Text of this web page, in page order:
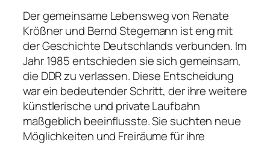
Der gemeinsame Lebensweg von Renate
Krößner und Bernd Stegemann ist eng mit
der Geschichte Deutschlands verbunden. Im
Jahr 1985 entschieden sie sich gemeinsam,
die DDR zu verlassen. Diese Entscheidung
war ein bedeutender Schritt, der ihre weitere
künstlerische und private Laufbahn
maßgeblich beeinflusste. Sie suchten neue
Möglichkeiten und Freiräume für ihre